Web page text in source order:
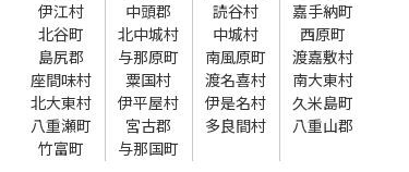
伊江村
中頭郡 読谷村
嘉手納町
北谷町
北中城村 中城村
西原町
島尻郡
与那原町 南風原町
渡嘉敷村
座間味村
粟国村 渡名喜村
南大東村
北大東村
伊平屋村 伊是名村
久米島町
八重瀬町
宮古郡 多良間村
八重山郡
竹富町
与那国町